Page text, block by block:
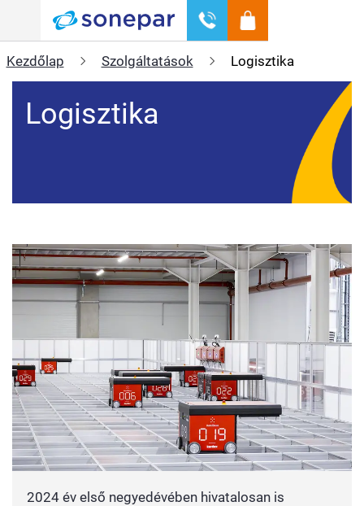
Kezdőlap
Szolgáltatások Logisztika
Logisztika
2024 év első negyedévében hivatalosan is